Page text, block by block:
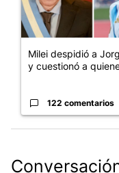
Milei despidió a
y cuestionó a
122 comentarios